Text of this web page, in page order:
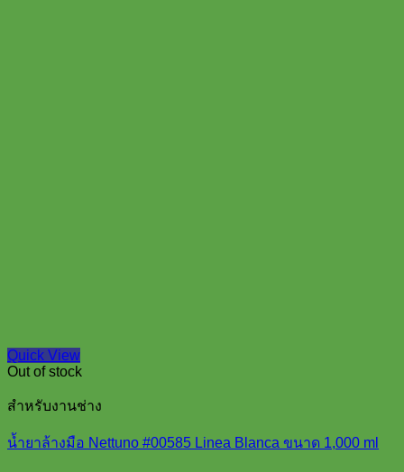
Quick View
Out of stock
สำหรับงานช่าง
น้ำยาล้างมือ Nettuno #00585 Linea Blanca ขนาด 1,000 ml